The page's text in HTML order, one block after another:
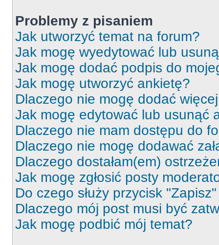
Problemy z pisaniem
Jak utworzyć temat na forum?
Jak mogę wyedytować lub
Jak mogę dodać podpis do
Jak mogę utworzyć ankietę?
Dlaczego nie mogę dodać
Jak mogę edytować lub usunąć
Dlaczego nie mam dostępu do
Dlaczego nie mogę dodawać
Dlaczego dostałam(em)
Jak mogę zgłosić posty
Do czego służy przycisk
Dlaczego mój post musi być
Jak mogę podbić mój temat?